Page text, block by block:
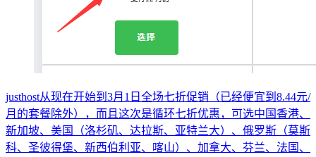
justhost从现在开始到3月1日全场七折促销（已经便宜到8.44元/
月的套餐除外），而且这次是循环七折优惠，可选中国香港、
新加坡、美国（洛杉矶、达拉斯、亚特兰大）、俄罗斯（莫斯
科、圣彼得堡、新西伯利亚、喀山）、加拿大、芬兰、法国、